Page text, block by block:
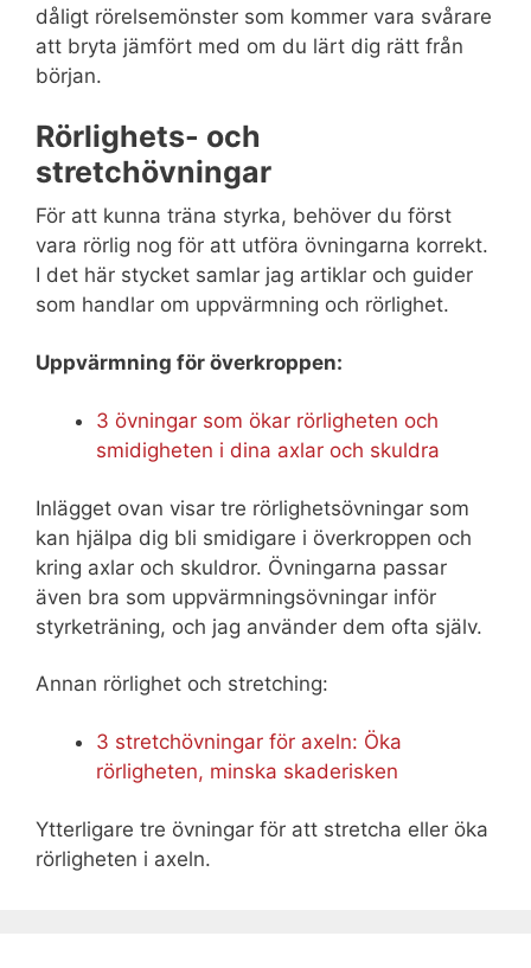
dåligt rörelsemönster som kommer vara svårare
att bryta jämfört med om du lärt dig rätt från
början.
Rörlighets- och
stretchövningar
För att kunna träna styrka, behöver du först
vara rörlig nog för att utföra övningarna korrekt.
I det här stycket samlar jag artiklar och guider
som handlar om uppvärmning och rörlighet.
Uppvärmning för överkroppen:
3 övningar som ökar rörligheten och
smidigheten i dina axlar och skuldra
Inlägget ovan visar tre rörlighetsövningar som
kan hjälpa dig bli smidigare i överkroppen och
kring axlar och skuldror. Övningarna passar
även bra som uppvärmningsövningar inför
styrketräning, och jag använder dem ofta själv.
Annan rörlighet och stretching:
3 stretchövningar för axeln: Öka
rörligheten, minska skaderisken
Ytterligare tre övningar för att stretcha eller öka
rörligheten i axeln.